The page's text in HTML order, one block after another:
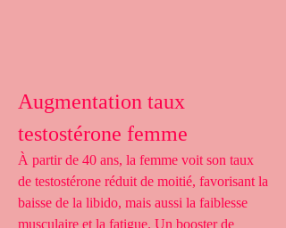
Augmentation taux
testostérone femme
À partir de 40 ans, la femme voit son taux
de testostérone réduit de moitié, favorisant la
baisse de la libido, mais aussi la faiblesse
musculaire et la fatigue. Un booster de